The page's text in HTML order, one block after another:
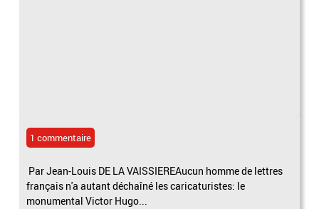
1 commentaire
Par Jean-Louis DE LA VAISSIEREAucun homme de lettres
français n'a autant déchaîné les caricaturistes: le
monumental Victor Hugo...